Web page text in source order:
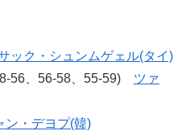
ック・シュンムゲェル(タイ)
56、56-58、55-59) ツァ
ン・デヨプ(韓)